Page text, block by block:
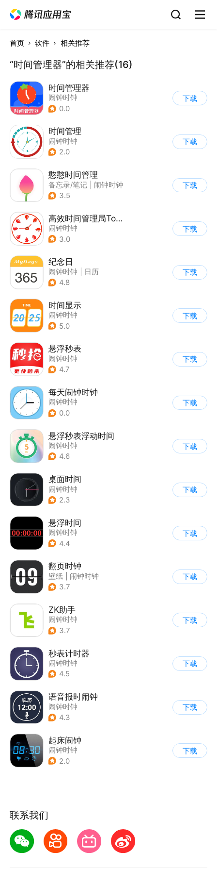
首页 软件 相关推荐
“时间管理器”的相关推荐(16)
时间管理器
闹钟时钟
0.0
下载
时间管理
闹钟时钟
2.0
下载
憨憨时间管理
备忘录/笔记
闹钟时钟
| 日程管理
3.5
下载
高效时间管理局ToDo
闹钟时钟
3.0
下载
纪念日
闹钟时钟
日历
4.8
下载
时间显示
闹钟时钟
5.0
下载
悬浮秒表
闹钟时钟
4.7
下载
每天闹钟时钟
闹钟时钟
0.0
下载
悬浮秒表浮动时间
闹钟时钟
4.6
下载
桌面时间
闹钟时钟
2.3
下载
悬浮时间
闹钟时钟
4.4
下载
翻页时钟
壁纸
闹钟时钟
3.7
下载
ZK助手
闹钟时钟
3.7
下载
秒表计时器
闹钟时钟
4.5
下载
语音报时闹钟
闹钟时钟
4.3
下载
起床闹钟
闹钟时钟
2.0
下载
联系我们